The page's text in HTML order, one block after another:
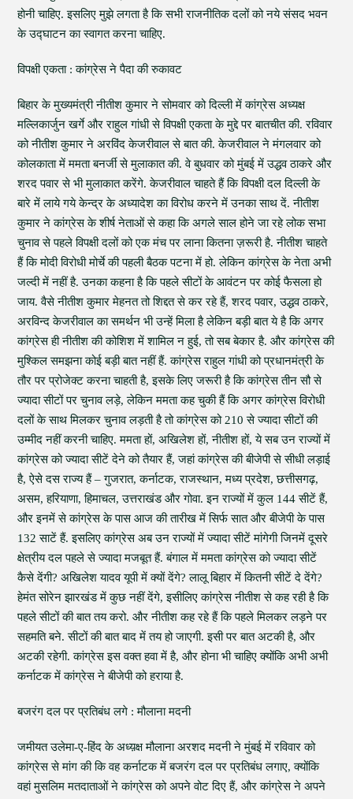
होनी चाहिए. इसलिए मुझे लगता है कि सभी राजनीतिक दलों को नये संसद भवन
के उद्घाटन का स्वागत करना चाहिए.
विपक्षी एकता : कांग्रेस ने पैदा की रुकावट
बिहार के मुख्यमंत्री नीतीश कुमार ने सोमवार को दिल्ली में कांग्रेस अध्यक्ष
मल्लिकार्जुन खर्गे और राहुल गांधी से विपक्षी एकता के मुद्दे पर बातचीत की. रविवार
को नीतीश कुमार ने अरविंद केजरीवाल से बात की. केजरीवाल ने मंगलवार को
कोलकाता में ममता बनर्जी से मुलाकात की. वे बुधवार को मुंबई में उद्धव ठाकरे और
शरद पवार से भी मुलाकात करेंगे. केजरीवाल चाहते हैं कि विपक्षी दल दिल्ली के
बारे में लाये गये केन्द्र के अध्यादेश का विरोध करने में उनका साथ दें. नीतीश
कुमार ने कांग्रेस के शीर्ष नेताओं से कहा कि अगले साल होने जा रहे लोक सभा
चुनाव से पहले विपक्षी दलों को एक मंच पर लाना कितना ज़रूरी है. नीतीश चाहते
हैं कि मोदी विरोधी मोर्चे की पहली बैठक पटना में हो. लेकिन कांग्रेस के नेता अभी
जल्दी में नहीं है. उनका कहना है कि पहले सीटों के आवंटन पर कोई फैसला हो
जाय. वैसे नीतीश कुमार मेहनत तो शिद्दत से कर रहे हैं, शरद पवार, उद्धव ठाकरे,
अरविन्द केजरीवाल का समर्थन भी उन्हें मिला है लेकिन बड़ी बात ये है कि अगर
कांग्रेस ही नीतीश की कोशिश में शामिल न हुई, तो सब बेकार है. और कांग्रेस की
मुश्किल समझना कोई बड़ी बात नहीं हैं. कांग्रेस राहुल गांधी को प्रधानमंत्री के
तौर पर प्रोजेक्ट करना चाहती है, इसके लिए जरूरी है कि कांग्रेस तीन सौ से
ज्यादा सीटों पर चुनाव लड़े, लेकिन ममता कह चुकी हैं कि अगर कांग्रेस विरोधी
दलों के साथ मिलकर चुनाव लड़ती है तो कांग्रेस को 210 से ज्यादा सीटों की
उम्मीद नहीं करनी चाहिए. ममता हों, अखिलेश हों, नीतीश हों, ये सब उन राज्यों में
कांग्रेस को ज्यादा सीटें देने को तैयार हैं, जहां कांग्रेस की बीजेपी से सीधी लड़ाई
है, ऐसे दस राज्य हैं – गुजरात, कर्नाटक, राजस्थान, मध्य प्रदेश, छत्तीसगढ़,
असम, हरियाणा, हिमाचल, उत्तराखंड और गोवा. इन राज्यों में कुल 144 सीटें हैं,
और इनमें से कांग्रेस के पास आज की तारीख में सिर्फ सात और बीजेपी के पास
132 साटें हैं. इसलिए कांग्रेस अब उन राज्यों में ज्यादा सीटें मांगेगी जिनमें दूसरे
क्षेत्रीय दल पहले से ज्यादा मजबूत हैं. बंगाल में ममता कांग्रेस को ज्यादा सीटें
कैसे देंगी? अखिलेश यादव यूपी में क्यों देंगे? लालू बिहार में कितनी सीटें दे देंगे?
हेमंत सोरेन झारखंड में कुछ नहीं देंगे, इसीलिए कांग्रेस नीतीश से कह रही है कि
पहले सीटों की बात तय करो. और नीतीश कह रहे हैं कि पहले मिलकर लड़ने पर
सहमति बने. सीटों की बात बाद में तय हो जाएगी. इसी पर बात अटकी है, और
अटकी रहेगी. कांग्रेस इस वक्त हवा में है, और होना भी चाहिए क्योंकि अभी अभी
कर्नाटक में कांग्रेस ने बीजेपी को हराया है.
बजरंग दल पर प्रतिबंध लगे : मौलाना मदनी
जमीयत उलेमा-ए-हिंद के अध्य़क्ष मौलाना अरशद मदनी ने मुंबई में रविवार को
कांग्रेस से मांग की कि वह कर्नाटक में बजरंग दल पर प्रतिबंध लगाए, क्योंकि
वहां मुसलिम मतदाताओं ने कांग्रेस को अपने वोट दिए हैं, और कांग्रेस ने अपने